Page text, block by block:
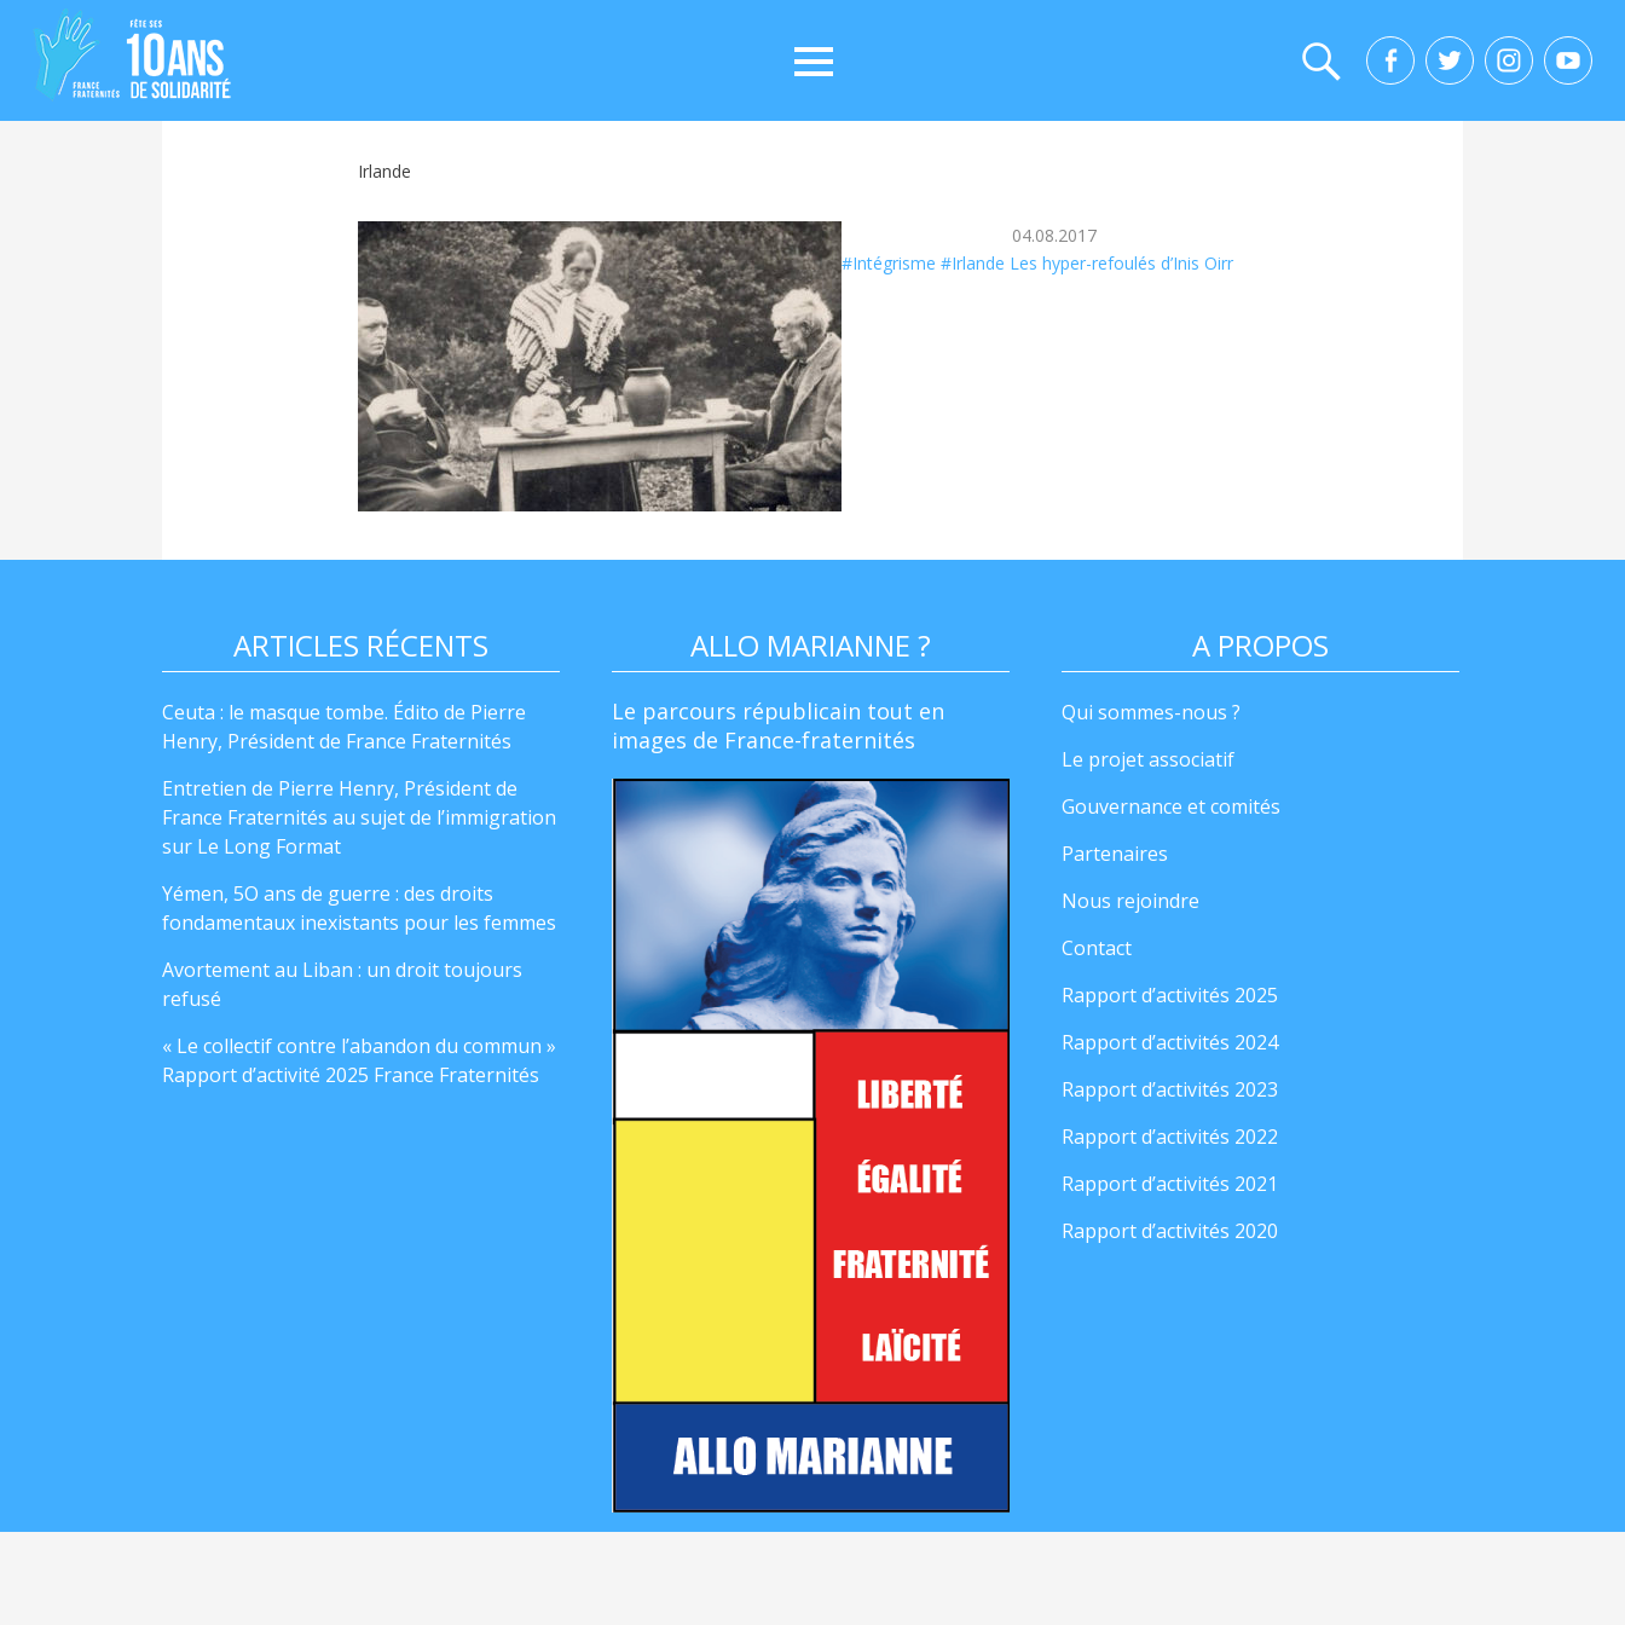
Irlande
04.08.2017
#Intégrisme #Irlande Les hyper-refoulés d’Inis Oirr
ARTICLES RÉCENTS
Ceuta : le masque tombe. Édito de Pierre
Henry, Président de France Fraternités
Entretien de Pierre Henry, Président de
France Fraternités au sujet de l’immigration
sur Le Long Format
Yémen, 5O ans de guerre : des droits
fondamentaux inexistants pour les femmes
Avortement au Liban : un droit toujours
refusé
« Le collectif contre l’abandon du commun »
Rapport d’activité 2025 France Fraternités
ALLO MARIANNE ?
Le parcours républicain tout en
images de France-fraternités
A PROPOS
Qui sommes-nous ?
Le projet associatif
Gouvernance et comités
Partenaires
Nous rejoindre
Contact
Rapport d’activités 2025
Rapport d’activités 2024
Rapport d’activités 2023
Rapport d’activités 2022
Rapport d’activités 2021
Rapport d’activités 2020